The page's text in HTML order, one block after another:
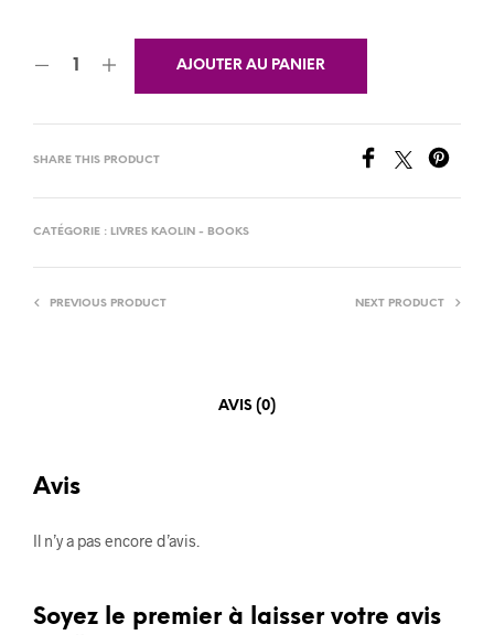
AJOUTER AU PANIER
SHARE THIS PRODUCT
CATÉGORIE : LIVRES KAOLIN - BOOKS
PREVIOUS PRODUCT NEXT PRODUCT
AVIS (0)
Avis
Il n’y a pas encore d’avis.
Soyez le premier à laisser votre avis